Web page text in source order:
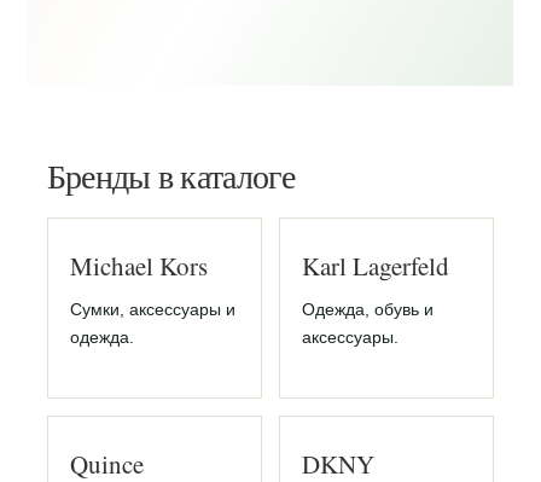
Бренды в каталоге
Michael Kors
Сумки, аксессуары и
одежда.
Karl Lagerfeld
Одежда, обувь и
аксессуары.
Quince DKNY